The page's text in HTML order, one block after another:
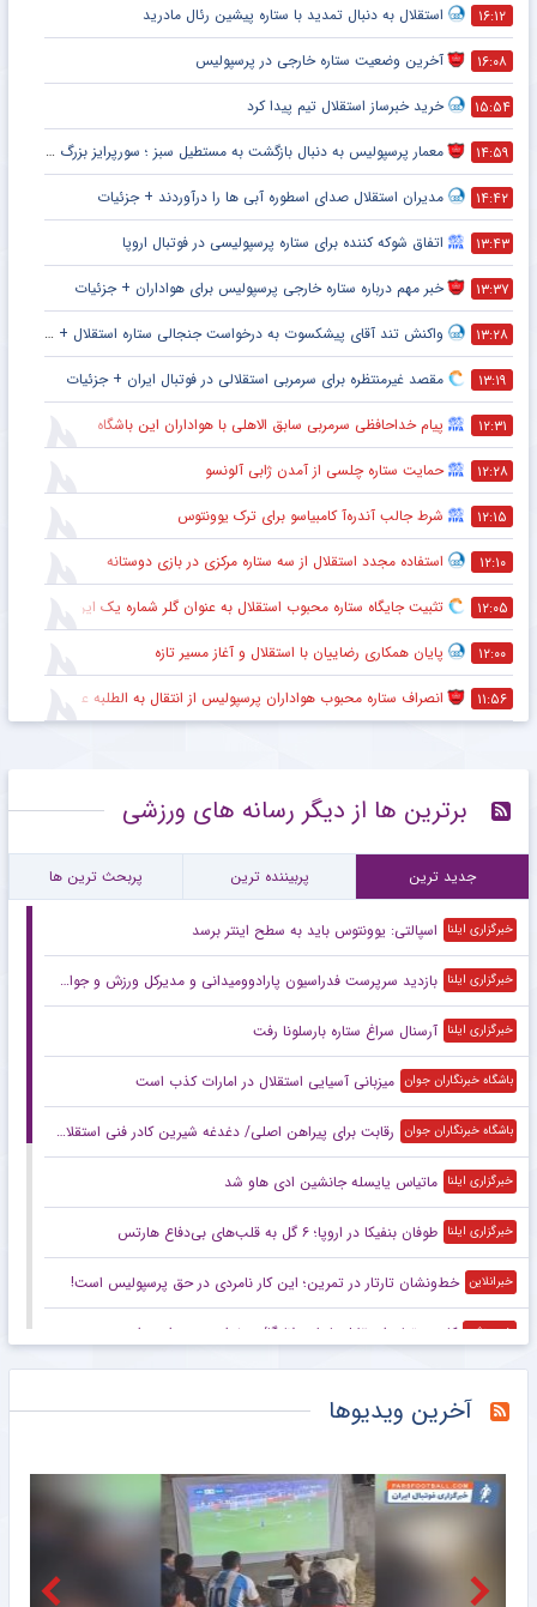
۱۶:۱۲ استقلال به دنبال تمدید با ستاره پیشین رئال مادرید
۱۶:۰۸ آخرین وضعیت ستاره خارجی در پرسپولیس
۱۵:۵۴ خرید خبرساز استقلال تیم پیدا کرد
۱۴:۵۹ معمار پرسپولیس به دنبال بازگشت به مستطیل سبز ؛ سورپرایز بزرگ در راه است ؟ + جزئیات
۱۴:۴۲ مدیران استقلال صدای اسطوره آبی ها را درآوردند + جزئیات
۱۳:۴۳ اتفاق شوکه کننده برای ستاره پرسپولیسی در فوتبال اروپا
۱۳:۳۷ خبر مهم درباره ستاره خارجی پرسپولیس برای هواداران + جزئیات
۱۳:۲۸ واکنش تند آقای پیشکسوت به درخواست جنجالی ستاره استقلال + جزئیات
۱۳:۱۹ مقصد غیرمنتظره برای سرمربی استقلالی در فوتبال ایران + جزئیات
۱۲:۳۱ پیام خداحافظی سرمربی سابق الاهلی با هواداران این باشگاه
۱۲:۲۸ حمایت ستاره چلسی از آمدن ژابی آلونسو
۱۲:۱۵ شرط جالب آندره‌آ کامبیاسو برای ترک یوونتوس
۱۲:۱۰ استفاده مجدد استقلال از سه ستاره مرکزی در بازی دوستانه
۱۲:۰۵ تثبیت جایگاه ستاره محبوب استقلال به عنوان گلر شماره یک این تیم برای شروع لیگ
۱۲:۰۰ پایان همکاری رضاییان با استقلال و آغاز مسیر تازه
۱۱:۵۶ انصراف ستاره محبوب هواداران پرسپولیس از انتقال به الطلبه عراق
برترین ها از دیگر رسانه های ورزشی
جدید ترین پربیننده ترین پربحث ترین ها
خبرگزاری ایلنا اسپالتی: یوونتوس باید به سطح اینتر برسد
خبرگزاری ایلنا بازدید سرپرست فدراسیون پارادوومیدانی و مدیرکل ورزش و جوانان استان همدان از دومین اردوی آماده‌سازی تیم ملی آقایان در همدان
خبرگزاری ایلنا آرسنال سراغ ستاره بارسلونا رفت
باشگاه خبرنگاران جوان میزبانی آسیایی استقلال در امارات کذب است
باشگاه خبرنگاران جوان رقابت برای پیراهن اصلی/ دغدغه شیرین کادر فنی استقلال در آستانه آغاز لیگ
خبرگزاری ایلنا ماتیاس یایسله جانشین ادی هاو شد
خبرگزاری ایلنا طوفان بنفیکا در اروپا؛ ۶ گل به قلب‌های بی‌دفاع هارتس
خبرانلاین خط‌ونشان تارتار در تمرین؛ این کار نامردی در حق پرسپولیس است!
خبرورزشی کادوی تولد استقلال با طعم لالیگا/ درخواست سهراب برای پست حساس!
تصمیم قطعی طارمی برای جدایی از المپیاکوس
خبرورزشی سردار و سعید میزبان استقلال در لیگ نخبگان آسیا
ویدیو| اولین گل گرت بیل در ۲۰ سالگی
خبرورزشی
آخرین ویدیوها